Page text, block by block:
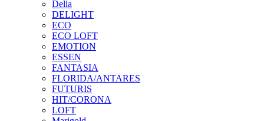
Delia
DELIGHT
ECO
ECO LOFT
EMOTION
ESSEN
FANTASIA
FLORIDA/ANTARES
FUTURIS
HIT/CORONA
LOFT